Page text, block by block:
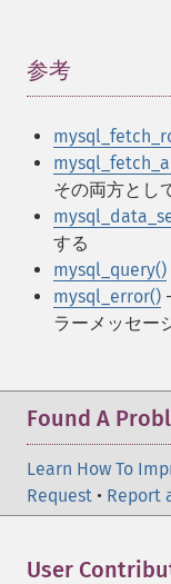
参考
その両方とし
する
mysql_query()
mysql_error()
ラーメッセー
Found A
Learn How To
Request • Report
User